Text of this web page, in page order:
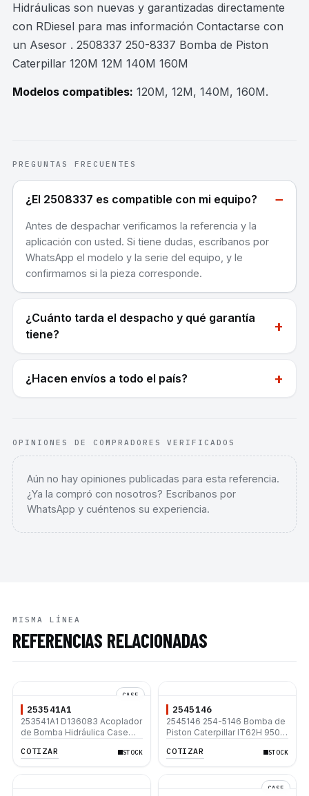
Hidráulicas son nuevas y garantizadas directamente
con RDiesel para mas información Contactarse con
un Asesor . 2508337 250-8337 Bomba de Piston
Caterpillar 120M 12M 140M 160M
Modelos compatibles: 120M, 12M, 140M, 160M.
PREGUNTAS FRECUENTES
¿El 2508337 es compatible con mi equipo? −
Antes de despachar verificamos la referencia y la
aplicación con usted. Si tiene dudas, escríbanos por
WhatsApp el modelo y la serie del equipo, y le
confirmamos si la pieza corresponde.
¿Cuánto tarda el despacho y qué garantía
tiene?
+
¿Hacen envíos a todo el país? +
OPINIONES DE COMPRADORES VERIFICADOS
Aún no hay opiniones publicadas para esta referencia.
¿Ya la compró con nosotros? Escríbanos por
WhatsApp y cuéntenos su experiencia.
MISMA LÍNEA
REFERENCIAS RELACIONADAS
CASE
253541A1
253541A1 D136083 Acoplador
de Bomba Hidráulica Case
590L 590SL
COTIZAR STOCK
2545146
2545146 254-5146 Bomba de
Piston Caterpillar IT62H 950H
COTIZAR STOCK
CASE